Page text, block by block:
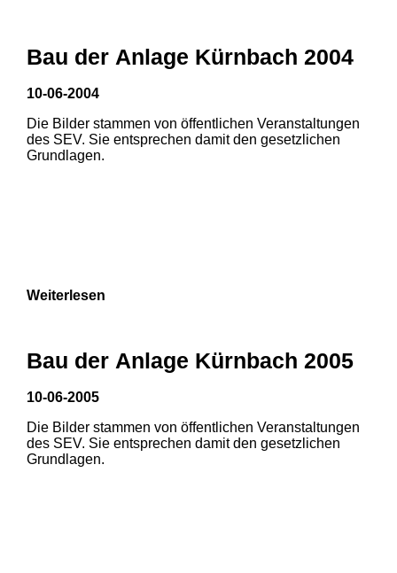
1 2
Bau der Anlage Kürnbach 2004
10-06-2004
Die Bilder stammen von öffentlichen Veranstaltungen
des SEV. Sie entsprechen damit den gesetzlichen
Grundlagen.
Weiterlesen
Bau der Anlage Kürnbach 2005
10-06-2005
Die Bilder stammen von öffentlichen Veranstaltungen
des SEV. Sie entsprechen damit den gesetzlichen
Grundlagen.